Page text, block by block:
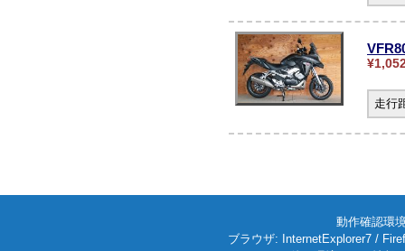
走行
動作確認環
ブラウザ: InternetExplorer7 /